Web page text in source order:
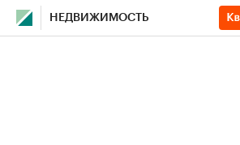
НЕДВИЖИМОСТЬ